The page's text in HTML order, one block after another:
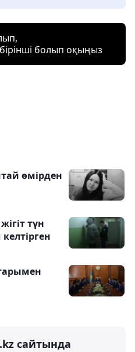
болып оқыңыз
өмірден
түн
сайтында